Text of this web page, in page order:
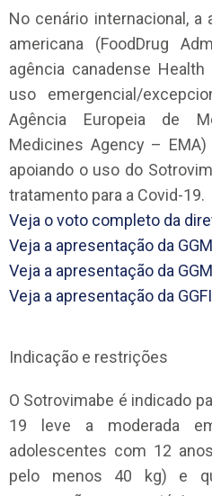
No cenário internacional, a
americana (FoodDrug
agência canadense
uso emergencial/
Agência Europeia de
Medicines Agency –
apoiando o uso do
tratamento para a Covid-19.
Veja o voto completo da
Veja a apresentação da
Veja a apresentação da
Veja a apresentação da
Indicação e restrições
O Sotrovimabe é indicado
19 leve a moderada
adolescentes com 12
pelo menos 40 kg) e